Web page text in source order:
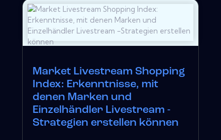
Market Livestream Shopping
Index: Erkenntnisse, mit
denen Marken und
Einzelhändler Livestream -
Strategien erstellen können